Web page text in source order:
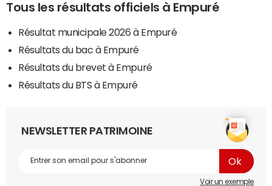
Tous les résultats officiels à Empuré
Résultat municipale 2026 à Empuré
Résultats du bac à Empuré
Résultats du brevet à Empuré
Résultats du BTS à Empuré
NEWSLETTER PATRIMOINE
Voir un exemple